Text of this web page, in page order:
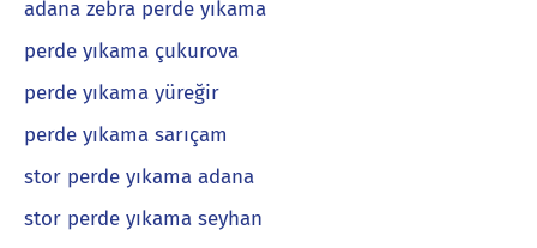
adana zebra perde yıkama
perde yıkama çukurova
perde yıkama yüreğir
perde yıkama sarıçam
stor perde yıkama adana
stor perde yıkama seyhan